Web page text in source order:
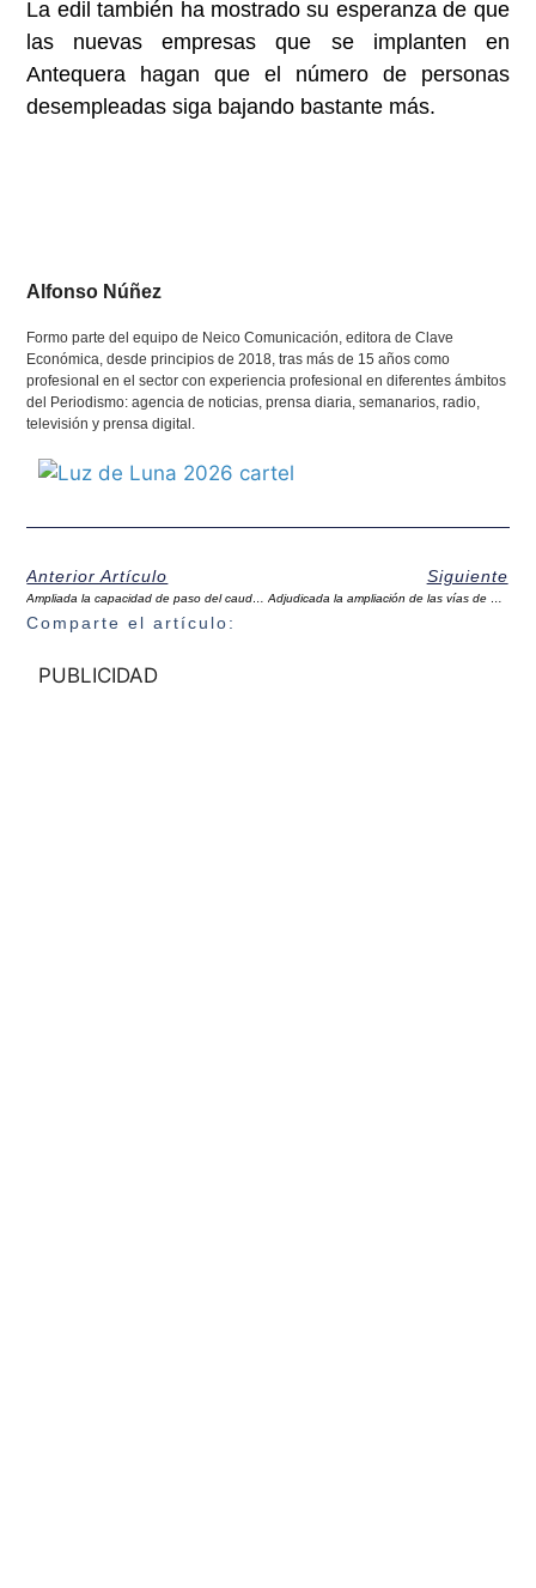
La edil también ha mostrado su esperanza de que
las nuevas empresas que se implanten en
Antequera hagan que el número de personas
desempleadas siga bajando bastante más.
Alfonso Núñez
Formo parte del equipo de Neico Comunicación, editora de Clave
Económica, desde principios de 2018, tras más de 15 años como
profesional en el sector con experiencia profesional en diferentes ámbitos
del Periodismo: agencia de noticias, prensa diaria, semanarios, radio,
televisión y prensa digital.
Anterior Artículo Siguiente
Comparte el artículo:
PUBLICIDAD